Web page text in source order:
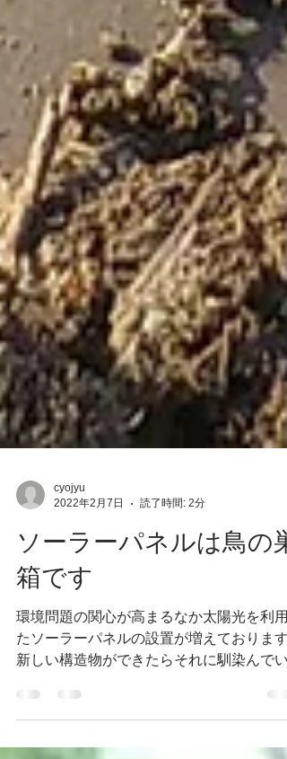
cyojyu
2022年2月7日
ソーラーパネルは鳥の巣
箱です
たソーラーパネルの設置が増えております
新しい構造物ができたらそれに馴染んでい
生き物たちも多くいます。 戸建て住宅の屋